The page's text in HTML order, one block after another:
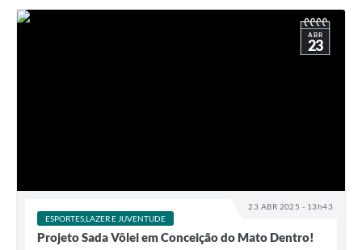
23 ABR 2025 - 13h43
ABR
23
ESPORTES,LAZER E JUVENTUDE
Projeto Sada Vôlei em Conceição do Mato Dentro!